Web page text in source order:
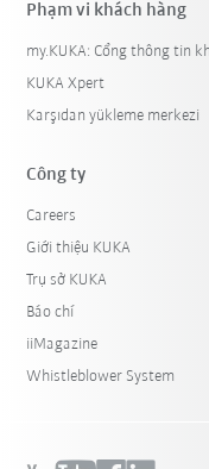
Phạm vi khách hàng
my.KUKA: Cổng thông tin
KUKA Xpert
Karşıdan yükleme merkezi
Công ty
Careers
Giới thiệu KUKA
Trụ sở KUKA
Báo chí
iiMagazine
Whistleblower System